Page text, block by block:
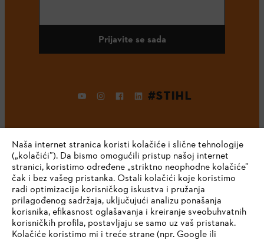
Prijavite se sada
#STIHL
Kompanija
Naša internet stranica koristi kolačiće i slične tehnologije
(„kolačići”). Da bismo omogućili pristup našoj internet
stranici, koristimo određene „striktno neophodne kolačiće”
čak i bez vašeg pristanka. Ostali kolačići koje koristimo
radi optimizacije korisničkog iskustva i pružanja
prilagođenog sadržaja, uključujući analizu ponašanja
korisnika, efikasnost oglašavanja i kreiranje sveobuhvatnih
korisničkih profila, postavljaju se samo uz vaš pristanak.
Kolačiće koristimo mi i treće strane (npr. Google ili